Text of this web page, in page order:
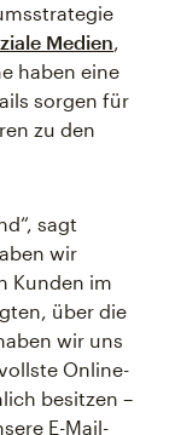
Medien,
haben eine
sorgen für
zu den
sagt
wir
Kunden im
über die
wir uns
Online-
besitzen –
E-Mail-